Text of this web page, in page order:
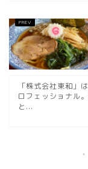
「株式会社東和」
ロフェッショナル
と...